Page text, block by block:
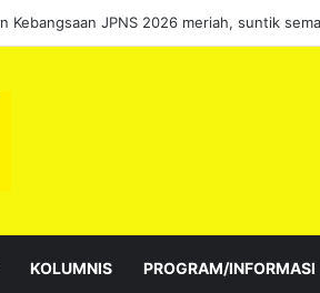
KOLUMNIS PROGRAM/INFORMASI